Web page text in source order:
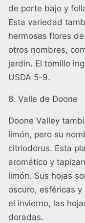
de porte bajo y
Esta variedad
hermosas flores
otros nombres,
jardín. El tomillo
USDA 5-9.
8. Valle de Doone
Doone Valley
limón, pero su
citriodorus. Esta
aromático y
limón. Sus hojas
oscuro, esféricas
el invierno, las
doradas.